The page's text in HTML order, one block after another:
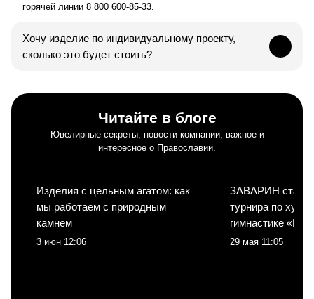
горячей линии 8 800 600-85-33.
Хочу изделие по индивидуальному проекту,
сколько это будет стоить?
Читайте в блоге
Ювелирные секреты, новости компании, важное и
интересное о Православии.
Изделия с цельным агатом: как
мы работаем с природным
камнем
3 июн 12:06
ЗАВАРИН стал
турнира по
гимнастике
29 мая 11:05